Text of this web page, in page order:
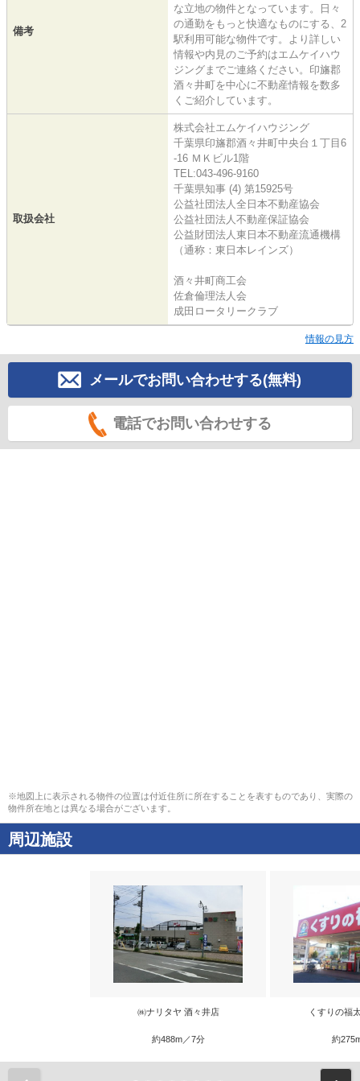
備考
な立地の物件となっています。日々
の通勤をもっと快適なものにする、2
駅利用可能な物件です。より詳しい
情報や内見のご予約はエムケイハウ
ジングまでご連絡ください。印旛郡
酒々井町を中心に不動産情報を数多
くご紹介しています。
取扱会社
株式会社エムケイハウジング
千葉県印旛郡酒々井町中央台１丁目6
-16 ＭＫビル1階
TEL:043-496-9160
千葉県知事 (4) 第15925号
公益社団法人全日本不動産協会
公益社団法人不動産保証協会
公益財団法人東日本不動産流通機構
（通称：東日本レインズ）
酒々井町商工会
佐倉倫理法人会
成田ロータリークラブ
情報の見方
メールでお問い合わせする(無料)
電話でお問い合わせする
※地図上に表示される物件の位置は付近住所に所在することを表すものであり、実際の
物件所在地とは異なる場合がございます。
周辺施設
㈱ナリタヤ 酒々井店
約488m／7分
くすりの福
約